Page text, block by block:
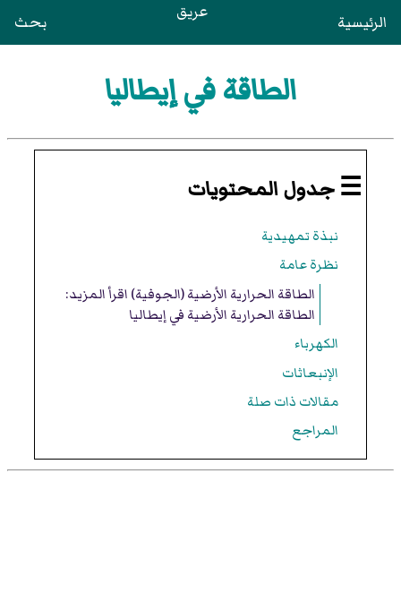
الرئيسية عريق بحث
الطاقة في إيطاليا
☰ جدول المحتويات
نبذة تمهيدية
نظرة عامة
الطاقة الحرارية الأرضية (الجوفية) اقرأ المزيد:
الطاقة الحرارية الأرضية في إيطاليا
الكهرباء
الإنبعاثات
مقالات ذات صلة
المراجع